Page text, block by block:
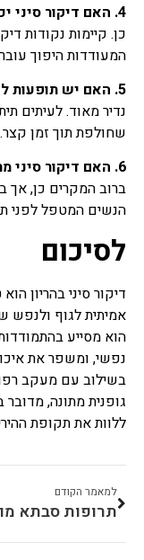
4. האם דיקור סיני יכול לעזור בהיפוך עובר?
המעודדות היפוך
5. האם יש תופעות לוואי לאחר דיקור סיני בהריון?
נדיר מאוד. לעיתים
שחולפת תוך זמן קצר.
6. האם דיקור סיני מתאים לכל אישה בהריון?
ברוב המקרים כן, אך
הנשים המטפל לפני
לסיכום
דיקור סיני בהריון
אמיתית לגוף ולנפש
הוא מסייע
נפשי, ומשפר את
בשילוב עם מעקב
גופנית מתונה,
ללוות את תקופת
למאמר הקודם